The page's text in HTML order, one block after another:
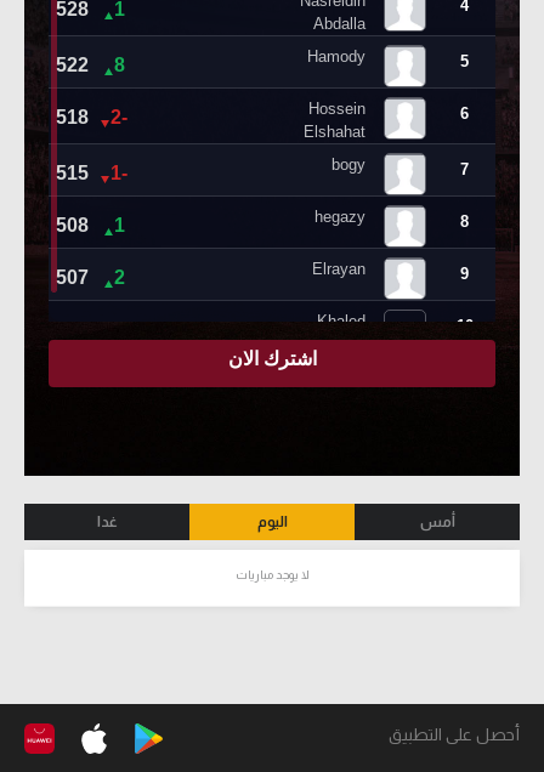
أمس اليوم غدا
لا يوجد مباريات
أحصل على التطبيق